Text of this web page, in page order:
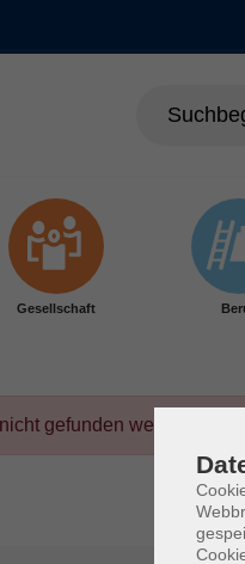
Gesellschaft
gefunden werden.